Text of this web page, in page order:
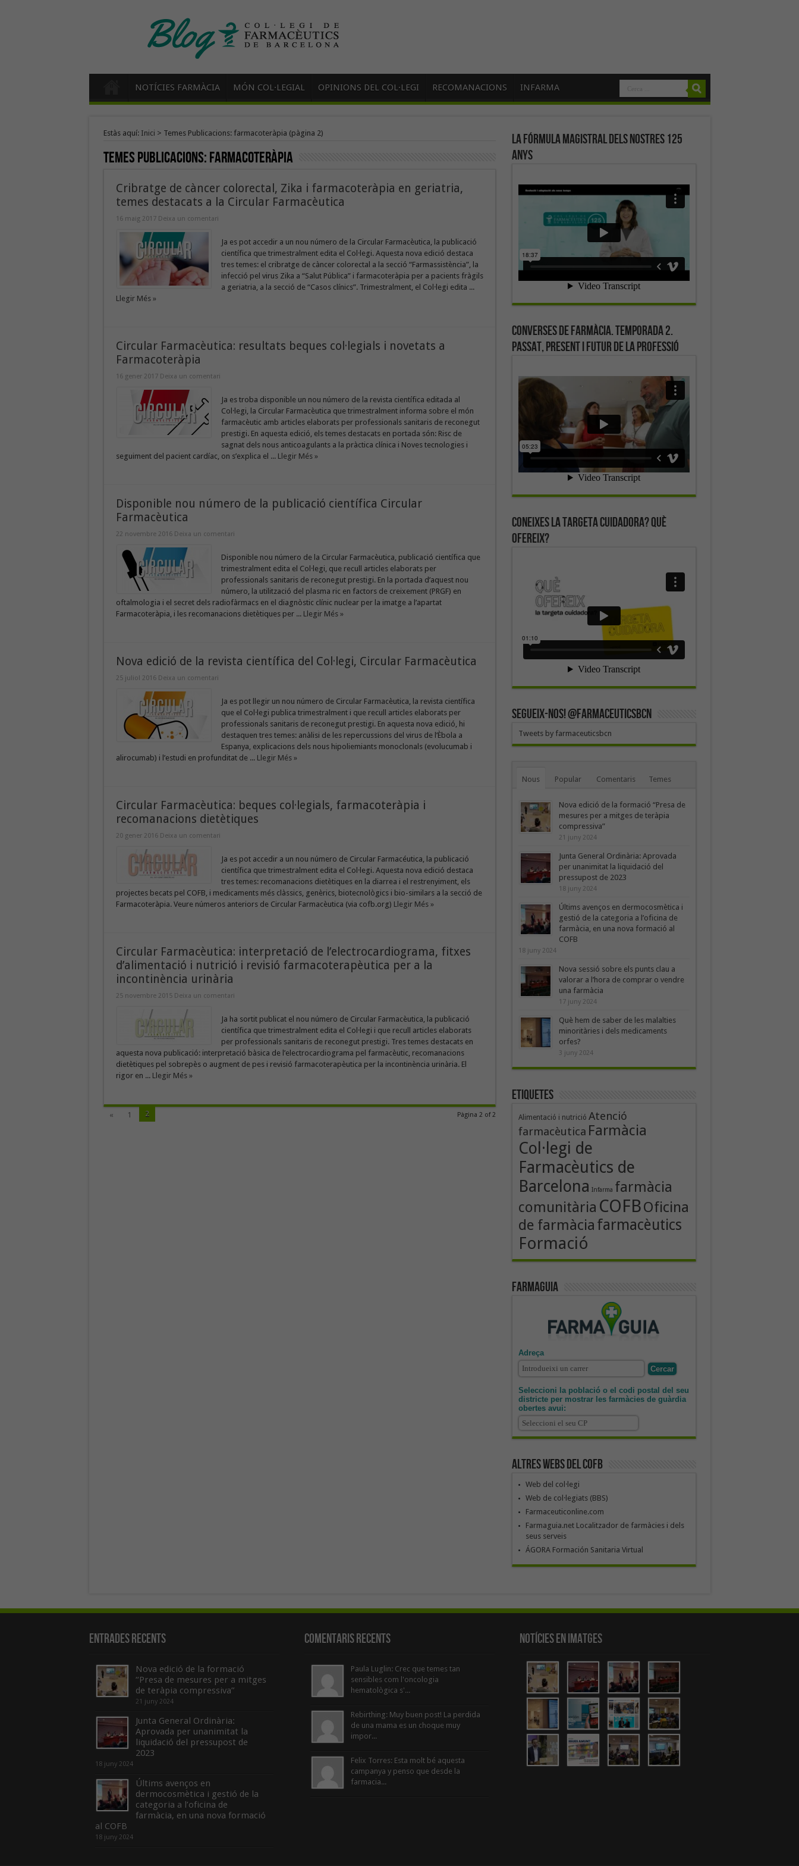
NOTÍCIES FARMÀCIA MÓN COL·LEGIAL OPINIONS DEL COL·LEGI RECOMANACIONS INFARMA
Estàs aquí: Inici > Temes Publicacions: farmacoteràpia (pàgina 2)
Temes Publicacions:farmacoteràpia
Cribratge de càncer colorectal, Zika i farmacoteràpia en geriatria,
temes destacats a la Circular Farmacèutica
16 maig 2017 Deixa un comentari
Ja es pot accedir a un nou número de la Circular Farmacèutica, la publicació
científica que trimestralment edita el Col·legi. Aquesta nova edició destaca
tres temes: el cribratge de càncer colorectal a la secció “Farmassistència”, la
infecció pel virus Zika a “Salut Pública” i farmacoteràpia per a pacients fràgils
a geriatria, a la secció de “Casos clínics”. Trimestralment, el Col·legi edita ...
Llegir Més »
Circular Farmacèutica: resultats beques col·legials i novetats a
Farmacoteràpia
16 gener 2017 Deixa un comentari
Ja es troba disponible un nou número de la revista científica editada al
Col·legi, la Circular Farmacèutica que trimestralment informa sobre el món
farmacèutic amb articles elaborats per professionals sanitaris de reconegut
prestigi. En aquesta edició, els temes destacats en portada són: Risc de
sagnat dels nous anticoagulants a la pràctica clínica i Noves tecnologies i
seguiment del pacient cardíac, on s’explica el ... Llegir Més »
Disponible nou número de la publicació científica Circular
Farmacèutica
22 novembre 2016 Deixa un comentari
Disponible nou número de la Circular Farmacèutica, publicació científica que
trimestralment edita el Col·legi, que recull articles elaborats per
professionals sanitaris de reconegut prestigi. En la portada d’aquest nou
número, la utilització del plasma ric en factors de creixement (PRGF) en
oftalmologia i el secret dels radiofàrmacs en el diagnòstic clínic nuclear per la imatge a l’apartat
Farmacoteràpia, i les recomanacions dietètiques per ... Llegir Més »
Nova edició de la revista científica del Col·legi, Circular Farmacèutica
25 juliol 2016 Deixa un comentari
Ja es pot llegir un nou número de Circular Farmacèutica, la revista científica
que el Col·legi publica trimestralment i que recull articles elaborats per
professionals sanitaris de reconegut prestigi. En aquesta nova edició, hi
destaquen tres temes: anàlisi de les repercussions del virus de l’Èbola a
Espanya, explicacions dels nous hipoliemiants monoclonals (evolucumab i
alirocumab) i l’estudi en profunditat de ... Llegir Més »
Circular Farmacèutica: beques col·legials, farmacoteràpia i
recomanacions dietètiques
20 gener 2016 Deixa un comentari
Ja es pot accedir a un nou número de Circular Farmacéutica, la publicació
científica que trimestralment edita el Col·legi. Aquesta nova edició destaca
tres temes: recomanacions dietètiques en la diarrea i el restrenyiment, els
projectes becats pel COFB, i medicaments més clàssics, genèrics, biotecnològics i bio-similars a la secció de
Farmacoteràpia. Veure números anteriors de Circular Farmacèutica (via cofb.org) Llegir Més »
Circular Farmacèutica: interpretació de l’electrocardiograma, fitxes
d’alimentació i nutrició i revisió farmacoterapèutica per a la
incontinència urinària
25 novembre 2015 Deixa un comentari
Ja ha sortit publicat el nou número de Circular Farmacèutica, la publicació
científica que trimestralment edita el Col·legi i que recull articles elaborats
per professionals sanitaris de reconegut prestigi. Tres temes destacats en
aquesta nova publicació: interpretació bàsica de l’electrocardiograma pel farmacèutic, recomanacions
dietètiques pel sobrepès o augment de pes i revisió farmacoterapèutica per la incontinència urinària. El
rigor en ... Llegir Més »
Pàgina 2 of 2
« 1 2
La fórmula magistral dels nostres 125
anys
Converses de farmàcia. Temporada 2.
Passat, present i futur de la professió
Coneixes la targeta cuidadora? Què
ofereix?
SEGUEIX-NOS! @farmaceuticsbcn
Tweets by farmaceuticsbcn
Nous Popular Comentaris Temes
Nova edició de la formació “Presa de
mesures per a mitges de teràpia
compressiva”
21 juny 2024
Junta General Ordinària: Aprovada
per unanimitat la liquidació del
pressupost de 2023
18 juny 2024
Últims avenços en dermocosmètica i
gestió de la categoria a l’oficina de
farmàcia, en una nova formació al
COFB
18 juny 2024
Nova sessió sobre els punts clau a
valorar a l’hora de comprar o vendre
una farmàcia
17 juny 2024
Què hem de saber de les malalties
minoritàries i dels medicaments
orfes?
3 juny 2024
Etiquetes
Alimentació i nutrició Atenció
farmacèutica Farmàcia
Col·legi de
Farmacèutics de
Barcelona Infarma farmàcia
comunitària COFBOficina
de farmàcia farmacèutics
Formació
Farmaguia
Adreça
Seleccioni la població o el codi postal del seu
districte per mostrar les farmàcies de guàrdia
obertes avui:
Altres webs del COFB
Web del col·legi
Web de col·legiats (BBS)
Farmaceuticonline.com
Farmaguia.net Localitzador de farmàcies i dels
seus serveis
ÁGORA Formación Sanitaria Virtual
Entrades recents
Nova edició de la formació
“Presa de mesures per a mitges
de teràpia compressiva”
21 juny 2024
Junta General Ordinària:
Aprovada per unanimitat la
liquidació del pressupost de
2023
18 juny 2024
Últims avenços en
dermocosmètica i gestió de la
categoria a l’oficina de
farmàcia, en una nova formació
al COFB
18 juny 2024
Comentaris Recents
Paula Luglin: Crec que temes tan
sensibles com l'oncologia
hematològica s'...
Rebirthing: Muy buen post! La perdida
de una mama es un choque muy
impor...
Felix Torres: Esta molt bé aquesta
campanya y penso que desde la
farmacia...
Notícies en Imatges